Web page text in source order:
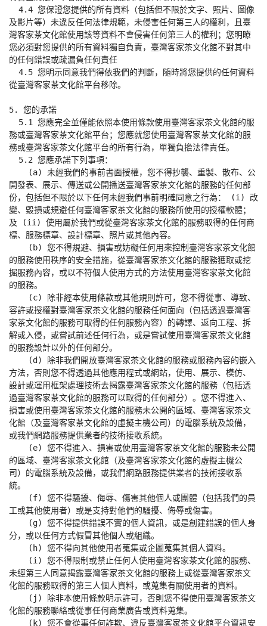
及影片等）未違反任何法律規範，未侵害任何第三人的權利，且臺
灣客家茶文化館使用該等資料不會侵害任何第三人的權利；您明瞭
您必須對您提供的所有資料獨自負責，臺灣客家茶文化館不對其中
的任何錯誤或疏漏負任何責任
從臺灣客家茶文化館平台移除。
5. 您的承諾
務或臺灣客家茶文化館平台；您應就您使用臺灣客家茶文化館的服
務或臺灣客家茶文化館平台的所有行為，單獨負擔法律責任。
開發表、展示、傳送或公開播送臺灣客家茶文化館的服務的任何部
份，包括但不限於以下任何未經我們事前明確同意之行為： (i) 改
變、毀損或規避任何臺灣客家茶文化館的服務所使用的授權軟體；
及 (ii) 使用屬於我們或從臺灣客家茶文化館的服務取得的任何商
標、服務標章、設計標章、照片或其他內容。
的服務使用秩序的安全措施，從臺灣客家茶文化館的服務獲取或挖
掘服務內容，或以不符個人使用方式的方法使用臺灣客家茶文化館
的服務。
容許或授權對臺灣客家茶文化館的服務任何面向（包括透過臺灣客
家茶文化館的服務可取得的任何服務內容）的轉譯、返向工程、拆
解或入侵，或嘗試前述任何行為，或是嘗試使用臺灣客家茶文化館
的服務設計以外的任何部分。
方法，否則您不得透過其他應用程式或網站，使用、展示、模仿、
設計或運用框架處理技術去揭露臺灣客家茶文化館的服務（包括透
過臺灣客家茶文化館的服務可以取得的任何部分）。您不得進入、
損害或使用臺灣客家茶文化館的服務未公開的區域、臺灣客家茶文
化館（及臺灣客家茶文化館的虛擬主機公司）的電腦系統及設備，
或我們網路服務提供業者的技術接收系統。
的區域、臺灣客家茶文化館（及臺灣客家茶文化館的虛擬主機公
司）的電腦系統及設備，或我們網路服務提供業者的技術接收系
統。
工或其他使用者）或是支持對他們的騷擾、侮辱或傷害。
分，或以任何方式假冒其他個人或組織。
未經第三人同意揭露臺灣客家茶文化館的服務上或從臺灣客家茶文
化館的服務取得的第三人個人資料，或蒐集有關使用者的資料。
化館的服務聯絡或從事任何商業廣告或資料蒐集。